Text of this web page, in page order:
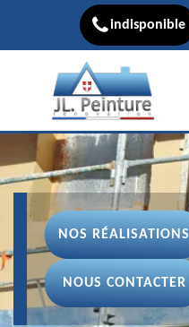
indisponible
NOS RÉALISATIONS
NOUS CONTACTER